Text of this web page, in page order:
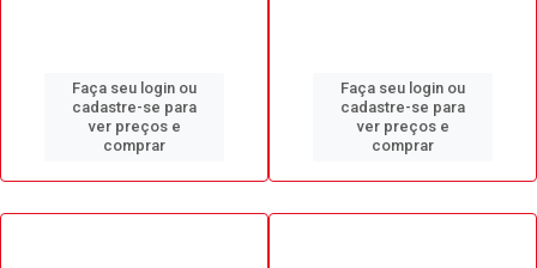
Faça seu login ou
cadastre-se para
ver preços e
comprar
Faça seu login ou
cadastre-se para
ver preços e
comprar